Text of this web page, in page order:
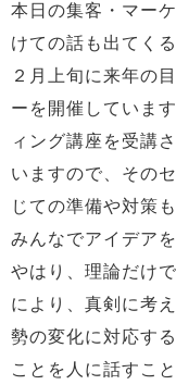
本日の集客・マー
けての話も出てく
２月上旬に来年の
ーを開催していま
ィング講座を受講
いますので、その
じての準備や対策
みんなでアイデア
やはり、理論だけ
により、真剣に考
勢の変化に対応す
ことを人に話すこ